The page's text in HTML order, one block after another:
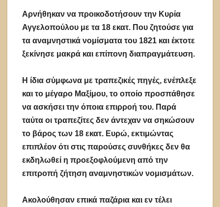
Αρνήθηκαν να προικοδοτήσουν την Κυρία
Αγγελοπούλου με τα 18 εκατ. Που ζητούσε για
τα αναμνηστικά νομίσματα του 1821 και έκτοτε
ξεκίνησε μακρά και επίπονη διαπραγμάτευση.
Η ίδια σύμφωνα με τραπεζικές πηγές, ενέπλεξε
και το μέγαρο Μαξίμου, το οποίο προσπάθησε
να ασκήσει την όποια επιρροή του. Παρά
ταύτα οι τραπεζίτες δεν άντεχαν να σηκώσουν
το βάρος των 18 εκατ. Ευρώ, εκτιμώντας
επιπλέον ότι στις παρούσες συνθήκες δεν θα
εκδηλωθεί η προεξοφλούμενη από την
επιτροπή ζήτηση αναμνηστικών νομισμάτων.
Ακολούθησαν επικά παζάρια και εν τέλει